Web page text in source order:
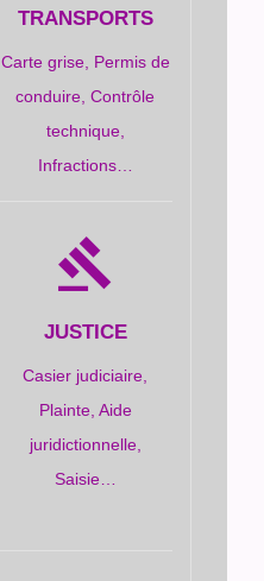
TRANSPORTS
Carte grise, Permis de
conduire,Contrôle
technique,
Infractions…
gavel
JUSTICE
Casier judiciaire,
Plainte, Aide
juridictionnelle,
Saisie…